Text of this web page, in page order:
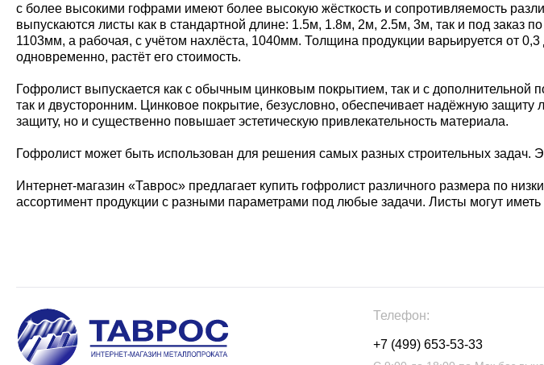
с более высокими гофрами имеют более высокую жёсткость и сопротивляемость
выпускаются листы как в стандартной длине: 1.5м, 1.8м, 2м, 2.5м, 3м, так и под заказ
1103мм, а рабочая, с учётом нахлёста, 1040мм. Толщина продукции варьируется от
одновременно, растёт его стоимость.
Гофролист выпускается как с обычным цинковым покрытием, так и с
так и двусторонним. Цинковое покрытие, безусловно, обеспечивает надёжную
защиту, но и существенно повышает эстетическую привлекательность материала.
Гофролист может быть использован для решения самых разных строительных задач.
Интернет-магазин «Таврос» предлагает купить гофролист различного размера по
ассортимент продукции с разными параметрами под любые задачи. Листы могут
Телефон:
+7 (499) 653-53-33